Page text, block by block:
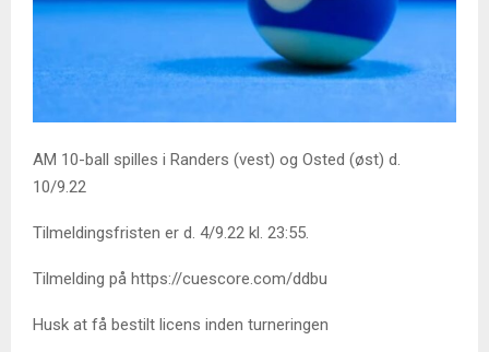
AM 10-ball spilles i Randers (vest) og Osted (øst) d.
10/9.22
Tilmeldingsfristen er d. 4/9.22 kl. 23:55.
Tilmelding på https://cuescore.com/ddbu
Husk at få bestilt licens inden turneringen